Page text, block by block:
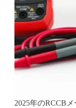
2025年のRCCB